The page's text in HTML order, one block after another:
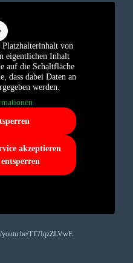
Platzhalterinhalt von
eigentlichen Inhalt
auf die Schaltfläche
dass dabei Daten an
werden.
akzeptieren